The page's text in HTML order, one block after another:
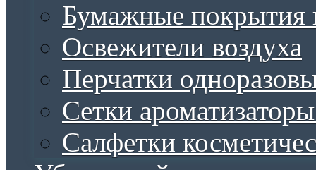
Бумажные покрытия
Освежители воздуха
Перчатки
Сетки
Салфетки